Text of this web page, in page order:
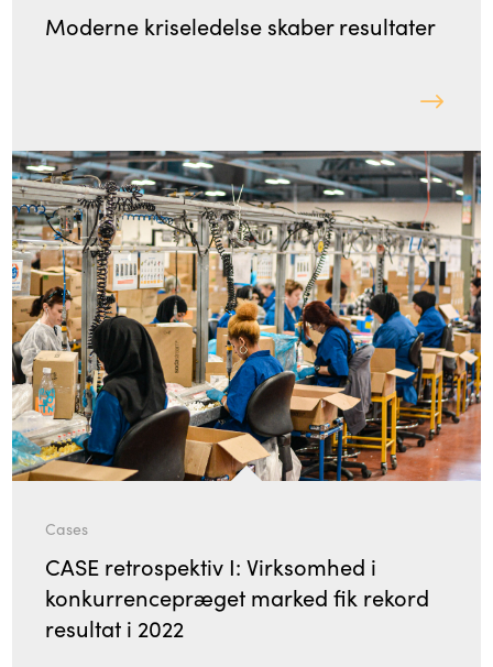
Moderne kriseledelse skaber resultater
Cases
CASE retrospektiv I: Virksomhed i
konkurrencepræget marked fik rekord
resultat i 2022